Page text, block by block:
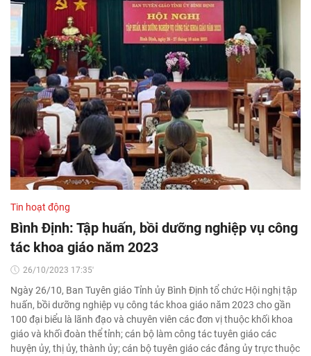
Tin hoạt động
Bình Định: Tập huấn, bồi dưỡng nghiệp vụ công
tác khoa giáo năm 2023
26/10/2023 17:35'
Ngày 26/10, Ban Tuyên giáo Tỉnh ủy Bình Định tổ chức Hội nghị tập
huấn, bồi dưỡng nghiệp vụ công tác khoa giáo năm 2023 cho gần
100 đại biểu là lãnh đạo và chuyên viên các đơn vị thuộc khối khoa
giáo và khối đoàn thể tỉnh; cán bộ làm công tác tuyên giáo các
huyện ủy, thị ủy, thành ủy; cán bộ tuyên giáo các đảng ủy trực thuộc